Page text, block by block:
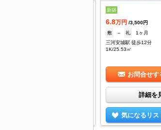
新築
6.8万円 /3,500円
敷
-- 礼
1ヶ月
三河安城駅 徒歩12分
1K/25.53㎡
お問合せす
詳細を
気になるリス